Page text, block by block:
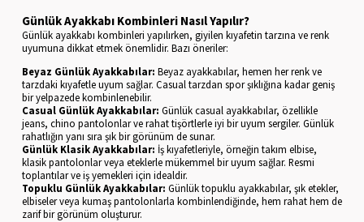
Günlük Ayakkabı Kombinleri Nasıl Yapılır?
Günlük ayakkabı kombinleri yapılırken, giyilen kıyafetin tarzına ve renk
uyumuna dikkat etmek önemlidir. Bazı öneriler:
Beyaz Günlük Ayakkabılar: Beyaz ayakkabılar, hemen her renk ve
tarzdaki kıyafetle uyum sağlar. Casual tarzdan spor şıklığına kadar geniş
bir yelpazede kombinlenebilir.
Casual Günlük Ayakkabılar: Günlük casual ayakkabılar, özellikle
jeans, chino pantolonlar ve rahat tişörtlerle iyi bir uyum sergiler. Günlük
rahatlığın yanı sıra şık bir görünüm de sunar.
Günlük Klasik Ayakkabılar: İş kıyafetleriyle, örneğin takım elbise,
klasik pantolonlar veya eteklerle mükemmel bir uyum sağlar. Resmi
toplantılar ve iş yemekleri için idealdir.
Topuklu Günlük Ayakkabılar: Günlük topuklu ayakkabılar, şık etekler,
elbiseler veya kumaş pantolonlarla kombinlendiğinde, hem rahat hem de
zarif bir görünüm oluşturur.